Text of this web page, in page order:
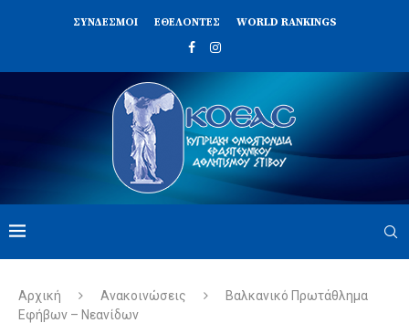
ΣΥΝΔΈΣΜΟΙ ΕΘΕΛΟΝΤΈΣ WORLD RANKINGS
Αρχική Ανακοινώσεις
Βαλκανικό Πρωτάθλημα
Εφήβων – Νεανίδων